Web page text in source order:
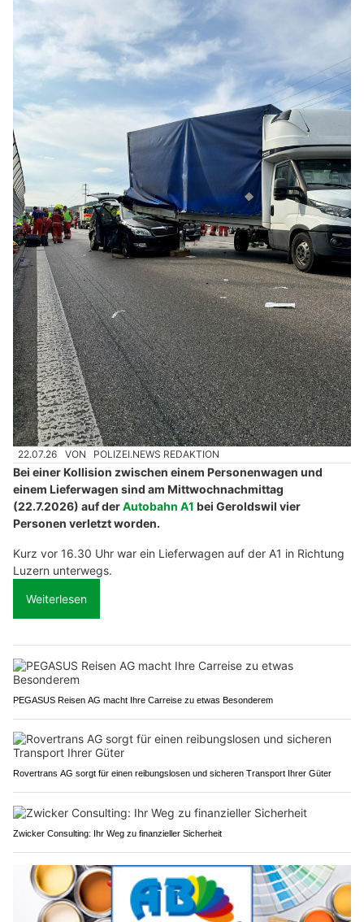
22.07.26 VON POLIZEI.NEWS REDAKTION
Bei einer Kollision zwischen einem Personenwagen und
einem Lieferwagen sind am Mittwochnachmittag
(22.7.2026) auf derAutobahn A1 bei Geroldswil vier
Personen verletzt worden.
Kurz vor 16.30 Uhr war ein Lieferwagen auf der A1 in Richtung
Luzern unterwegs.
Weiterlesen
PEGASUS Reisen AG macht Ihre Carreise zu etwas Besonderem
Rovertrans AG sorgt für einen reibungslosen und sicheren Transport Ihrer Güter
Zwicker Consulting: Ihr Weg zu finanzieller Sicherheit